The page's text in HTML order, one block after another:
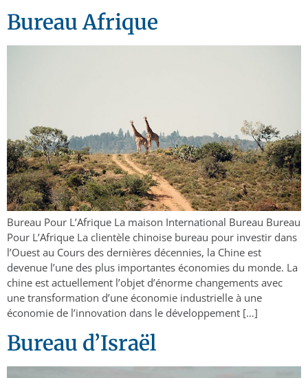
Bureau Afrique
Bureau Pour L’Afrique La maison International Bureau Bureau
Pour L’Afrique La clientèle chinoise bureau pour investir dans
l’Ouest au Cours des dernières décennies, la Chine est
devenue l’une des plus importantes économies du monde. La
chine est actuellement l’objet d’énorme changements avec
une transformation d’une économie industrielle à une
économie de l’innovation dans le développement […]
Bureau d’Israël